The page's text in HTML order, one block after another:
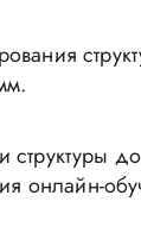
онлайн-